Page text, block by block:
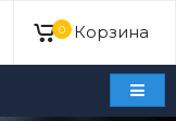
0 Корзина